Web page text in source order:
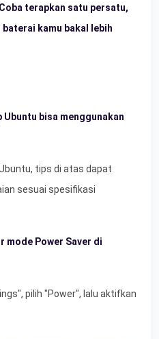
Coba terapkan satu persatu,
kamu bakal lebih
Ubuntu bisa menggunakan
tips di atas dapat
sesuai spesifikasi
mode Power Saver di
pilih "Power", lalu aktifkan